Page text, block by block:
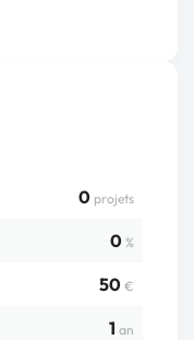
0 projets
0 %
50 €
1 an